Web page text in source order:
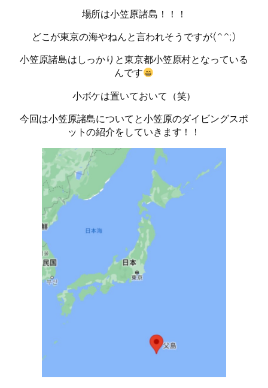
場所は小笠原諸島！！！
どこが東京の海やねんと言われそうですが(^^;)
小笠原諸島はしっかりと東京都小笠原村となっている
んです
小ボケは置いておいて（笑）
今回は小笠原諸島についてと小笠原のダイビングスポ
ットの紹介をしていきます！！